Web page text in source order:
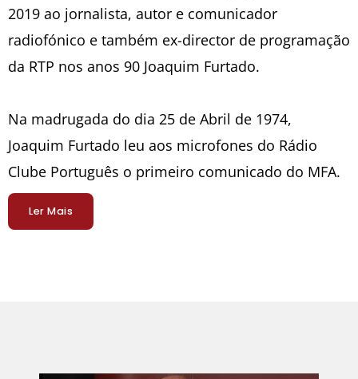
2019 ao jornalista, autor e comunicador
radiofónico e também ex-director de programação
da RTP nos anos 90 Joaquim Furtado.
Na madrugada do dia 25 de Abril de 1974,
Joaquim Furtado leu aos microfones do Rádio
Clube Português o primeiro comunicado do MFA.
Ler Mais